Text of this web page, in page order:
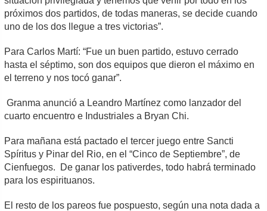
próximos dos partidos, de todas maneras, se decide cuando
uno de los dos llegue a tres victorias”.
Para Carlos Martí: “Fue un buen partido, estuvo cerrado
hasta el séptimo, son dos equipos que dieron el máximo en
el terreno y nos tocó ganar”.
Granma anunció a Leandro Martínez como lanzador del
cuarto encuentro e Industriales a Bryan Chi.
Para mañana está pactado el tercer juego entre Sancti
Spíritus y Pinar del Rio, en el “Cinco de Septiembre”, de
Cienfuegos. De ganar los pativerdes, todo habrá terminado
para los espirituanos.
El resto de los pareos fue pospuesto, según una nota dada a